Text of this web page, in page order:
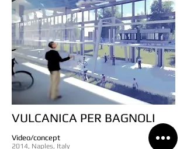
VULCANICA PER BAGNOLI
Video/concept
2014, Naples, Italy